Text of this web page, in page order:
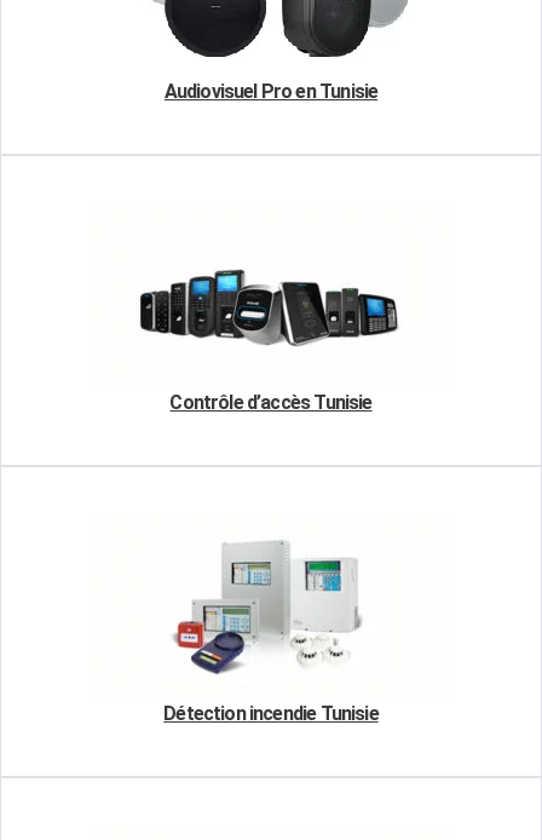
Audiovisuel Pro en Tunisie
Contrôle d’accès Tunisie
Détection incendie Tunisie